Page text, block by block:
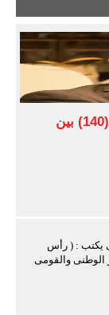
شيركو حبيب يكتب : دعوات إلغاء المادة (140) بين
يكتب : ( رأس
والقومى